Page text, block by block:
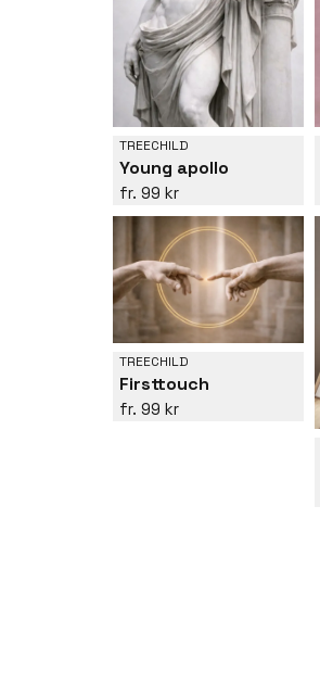
TREECHILD
Young apollo
99 kr
TREECHILD
Firsttouch
99 kr